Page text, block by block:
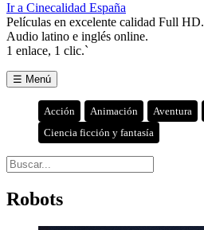
Ir a Cinecalidad España
Películas en excelente calidad Full HD.
Audio latino e inglés online.
1 enlace, 1 clic.`
☰ Menú
Acción Animación Aventura
Ciencia ficción y fantasía
Robots